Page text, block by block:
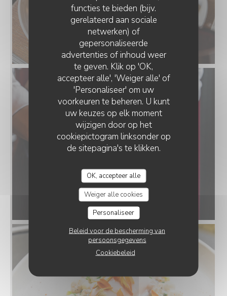
functies te bieden (bijv.
gerelateerd aan sociale
netwerken) of
gepersonaliseerde
advertenties of inhoud weer
te geven. Klik op 'OK,
accepteer alle', 'Weiger alle' of
'Personaliseer' om uw
voorkeuren te beheren. U kunt
uw keuzes op elk moment
wijzigen door op het
cookiepictogram linksonder op
de sitepagina's te klikken.
OK, accepteer alle
Weiger alle cookies
Personaliseer
Beleid voor de bescherming van
persoonsgegevens
Cookiebeleid